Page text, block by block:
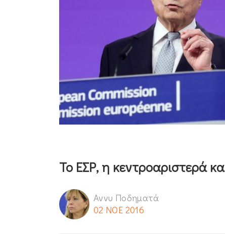
Το ΕΣΡ, η κεντροαριστερά
Αννυ Ποδηματά
02 ΝΟΕ 2016